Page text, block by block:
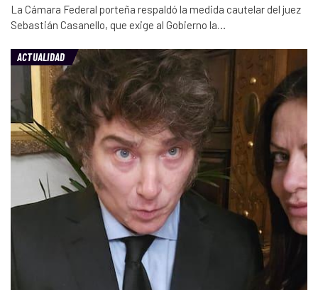
La Cámara Federal porteña respaldó la medida cautelar del juez
Sebastián Casanello, que exige al Gobierno la…
ACTUALIDAD